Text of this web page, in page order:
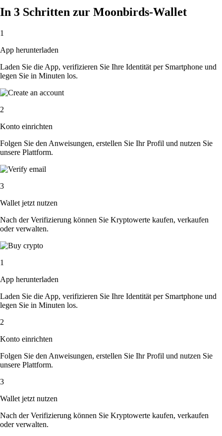
In 3 Schritten zur Moonbirds-Wallet
1
App herunterladen
Laden Sie die App, verifizieren Sie Ihre Identität per Smartphone und
legen Sie in Minuten los.
2
Konto einrichten
Folgen Sie den Anweisungen, erstellen Sie Ihr Profil und nutzen Sie
unsere Plattform.
3
Wallet jetzt nutzen
Nach der Verifizierung können Sie Kryptowerte kaufen, verkaufen
oder verwalten.
1
App herunterladen
Laden Sie die App, verifizieren Sie Ihre Identität per Smartphone und
legen Sie in Minuten los.
2
Konto einrichten
Folgen Sie den Anweisungen, erstellen Sie Ihr Profil und nutzen Sie
unsere Plattform.
3
Wallet jetzt nutzen
Nach der Verifizierung können Sie Kryptowerte kaufen, verkaufen
oder verwalten.